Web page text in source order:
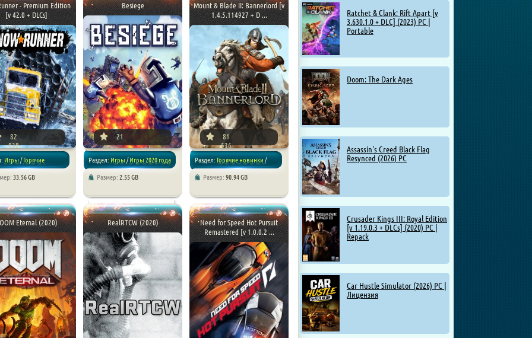
Ratchet & Clank: Rift Apart [v
3.630.1.0 + DLC] (2023) PC |
Portable
Doom: The Dark Ages
Assassin's Creed Black Flag
Resynced (2026) PC
Crusader Kings III: Royal Edition
[v 1.19.0.3 + DLCs] (2020) PC |
Repack
Car Hustle Simulator (2026) PC |
Лицензия
новинки
- Premium Edition
[v 42.0 + DLCs]
82
038
Игры/Горячие
33.56 GB
Besiege
21
Раздел: Игры/Игры 2020 года
Размер: 2.55 GB
[xfnotgiven_poster_download]
Mount & Blade II: Bannerlord [v
1.4.5.114927 + D ...
81
536
Раздел: Горячие новинки /
Стратегии/Репаки от xatab
Размер: 90.94 GB
Eternal (2020) RealRTCW (2020)
Need for Speed Hot Pursuit
Remastered [v 1.0.0.2 ...